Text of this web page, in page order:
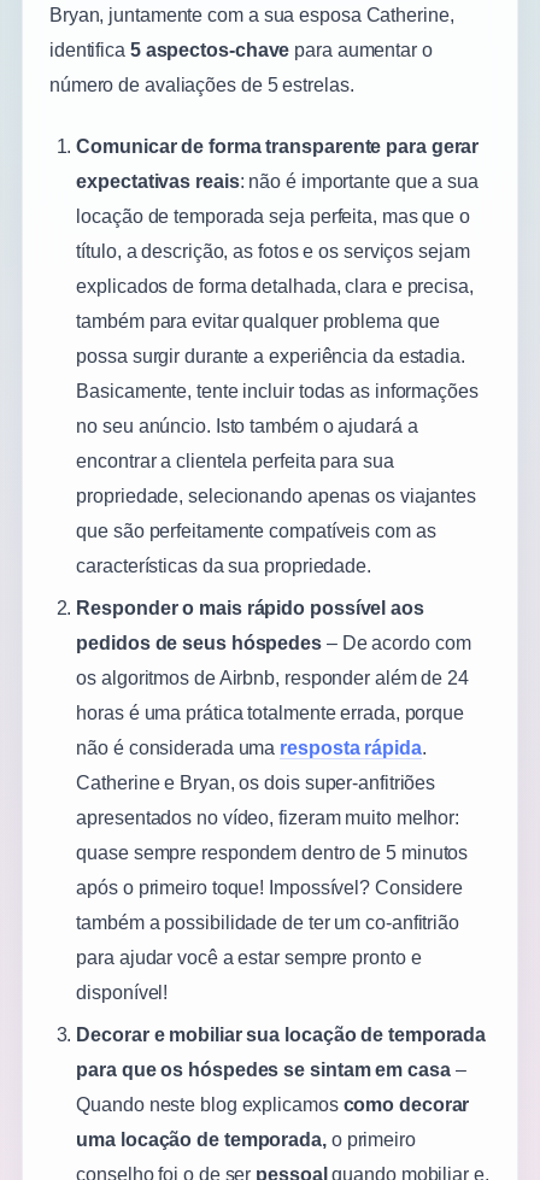
Bryan, juntamente com a sua esposa Catherine,
identifica 5 aspectos-chave para aumentar o
número de avaliações de 5 estrelas.
Comunicar de forma transparente para gerar
expectativas reais: não é importante que a sua
locação de temporada seja perfeita, mas que o
título, a descrição, as fotos e os serviços sejam
explicados de forma detalhada, clara e precisa,
também para evitar qualquer problema que
possa surgir durante a experiência da estadia.
Basicamente, tente incluir todas as informações
no seu anúncio. Isto também o ajudará a
encontrar a clientela perfeita para sua
propriedade, selecionando apenas os viajantes
que são perfeitamente compatíveis com as
características da sua propriedade.
Responder o mais rápido possível aos
pedidos de seus hóspedes – De acordo com
os algoritmos de Airbnb, responder além de 24
horas é uma prática totalmente errada, porque
não é considerada uma resposta rápida.
Catherine e Bryan, os dois super-anfitriões
apresentados no vídeo, fizeram muito melhor:
quase sempre respondem dentro de 5 minutos
após o primeiro toque! Impossível? Considere
também a possibilidade de ter um co-anfitrião
para ajudar você a estar sempre pronto e
disponível!
Decorar e mobiliar sua locação de temporada
para que os hóspedes se sintam em casa –
Quando neste blog explicamos como decorar
uma locação de temporada, o primeiro
conselho foi o de ser pessoal quando mobiliar e,